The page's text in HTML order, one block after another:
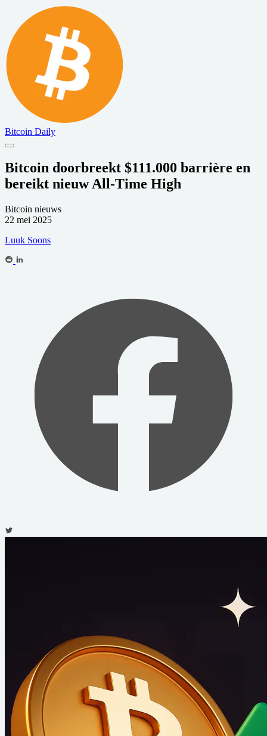
Bitcoin Daily
Bitcoin doorbreekt $111.000 barrière en
bereikt nieuw All-Time High
Bitcoin nieuws
22 mei 2025
Luuk Soons